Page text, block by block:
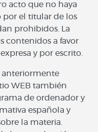
acto que no haya
por el titular de los
prohibidos. La
contenidos a favor
y por escrito.
anteriormente
WEB también
de ordenador y
española y
la materia.